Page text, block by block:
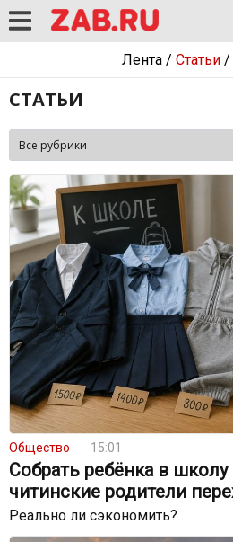
Лента/ Статьи/
СТАТЬИ
Общество 15:01
Собрать ребёнка в школу
читинские родители
Реально ли сэкономить?